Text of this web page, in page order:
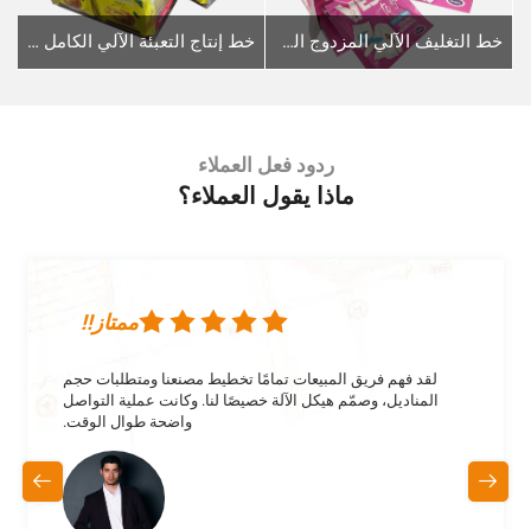
خط التغليف الآلي المزدوج الماص STZ-100 للأقمشة المُستخدمة في المسح خط إنتاج التعبئة الآلي الكامل لعلب البسكويت المكوَّنة من ٨ قطع، المتصل بآليتي تغليف على شكل وسادة
ردود فعل العملاء
ماذا يقول العملاء؟
ممتاز!!
لقد فهم فريق المبيعات تمامًا تخطيط مصنعنا ومتطلبات حجم
المناديل، وصمّم هيكل الآلة خصيصًا لنا. وكانت عملية التواصل
واضحة طوال الوقت.